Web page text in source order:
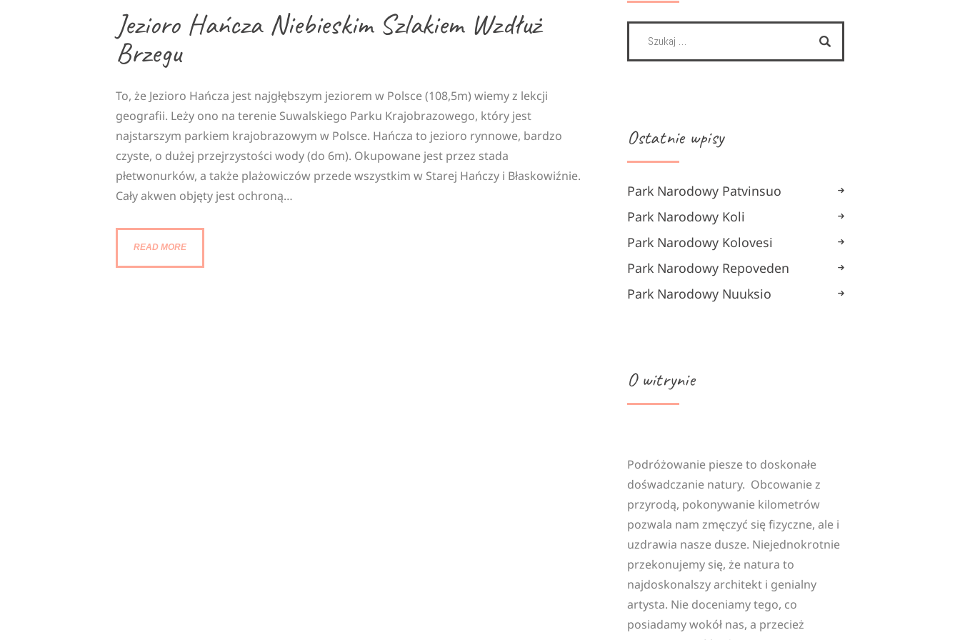
Jezioro Hańcza Niebieskim Szlakiem Wzdłuż
Brzegu
To, że Jezioro Hańcza jest najgłębszym jeziorem w Polsce (108,5m) wiemy z lekcji
geografii. Leży ono na terenie Suwalskiego Parku Krajobrazowego, który jest
najstarszym parkiem krajobrazowym w Polsce. Hańcza to jezioro rynnowe, bardzo
czyste, o dużej przejrzystości wody (do 6m). Okupowane jest przez stada
płetwonurków, a także plażowiczów przede wszystkim w Starej Hańczy i Błaskowiźnie.
Cały akwen objęty jest ochroną…
READ MORE
Ostatnie wpisy
Park Narodowy Patvinsuo
Park Narodowy Koli
Park Narodowy Kolovesi
Park Narodowy Repoveden
Park Narodowy Nuuksio
O witrynie
Podróżowanie piesze to doskonałe
dośwadczanie natury. Obcowanie z
przyrodą, pokonywanie kilometrów
pozwala nam zmęczyć się fizyczne, ale i
uzdrawia nasze dusze. Niejednokrotnie
przekonujemy się, że natura to
najdoskonalszy architekt i genialny
artysta. Nie doceniamy tego, co
posiadamy wokół nas, a przecież